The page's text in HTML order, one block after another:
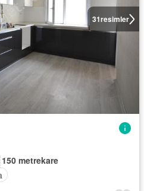
31resimler
150 metrekare